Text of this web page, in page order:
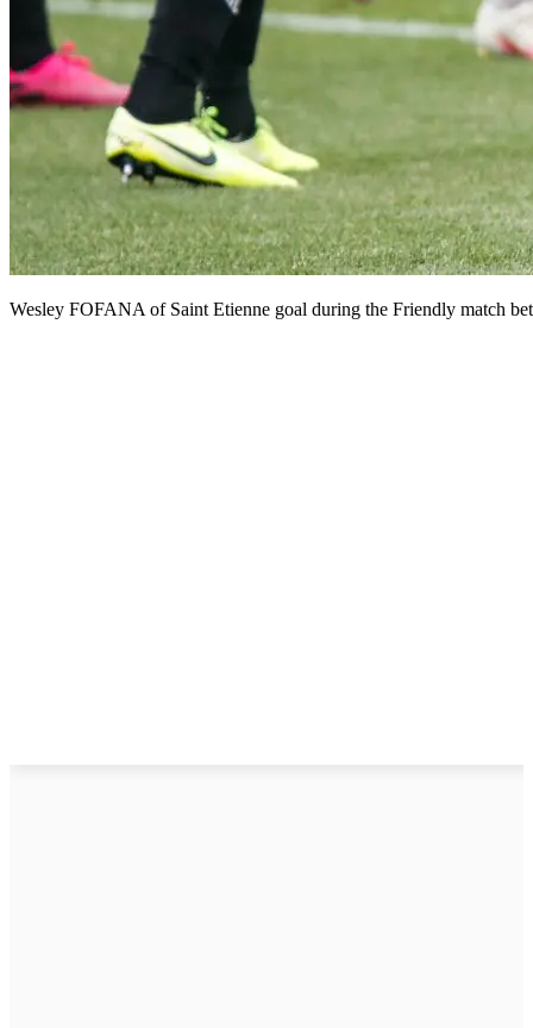
Wesley FOFANA of Saint Etienne goal during the Friendly match